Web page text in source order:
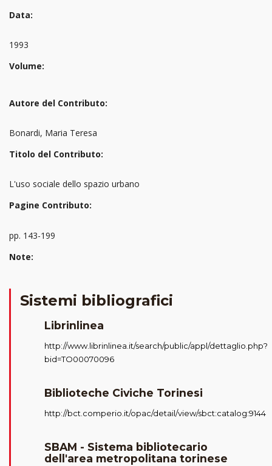
Data:
1993
Volume:
Autore del Contributo:
Bonardi, Maria Teresa
Titolo del Contributo:
L'uso sociale dello spazio urbano
Pagine Contributo:
pp. 143-199
Note:
Sistemi bibliografici
Librinlinea
http://www.librinlinea.it/search/public/appl/dettaglio.php?
bid=TO00070096
Biblioteche Civiche Torinesi
http://bct.comperio.it/opac/detail/view/sbct:catalog:9144
SBAM - Sistema bibliotecario
dell'area metropolitana torinese